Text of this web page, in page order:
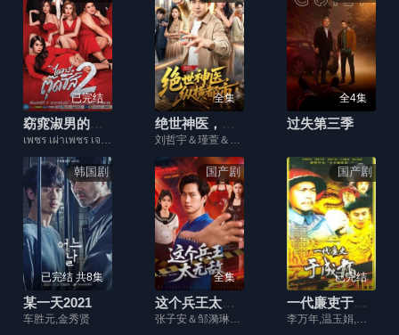
已完结
窈窕淑男的日记2
เพชร เผ่าเพชร เจริญสุข,ปิงปอง ธงชัย ทองกันทม,เต๋อ รัฐนันท์ จรรยาจิรวงศ์,พีค ภัทรศยา เครือสุวรรณศิริ
全集
绝世神医，纵横都市
刘哲宇＆瑾萱＆江路祺＆郭殿财
全4集
过失第三季
韩国剧
已完结 共8集
某一天2021
车胜元,金秀贤
国产剧
全集
这个兵王太无敌
张子安＆邹漪琳＆江路祺
国产剧
已完结
一代廉吏于成龙
李万年,温玉娟,尚大庆,张登桥,韩军,王伟林